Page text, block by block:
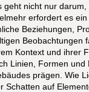
geht nicht nur darum,
erfordert es
Beziehungen,
Beobachtungen
Kontext und ihrer
Linien, Formen und
prägen. Wie
Schatten auf